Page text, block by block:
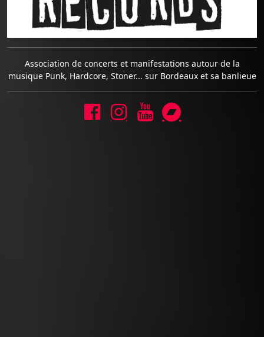
Association de concerts et manifestations autour de la
musique Punk, Hardcore, Stoner... sur Bordeaux et sa banlieue